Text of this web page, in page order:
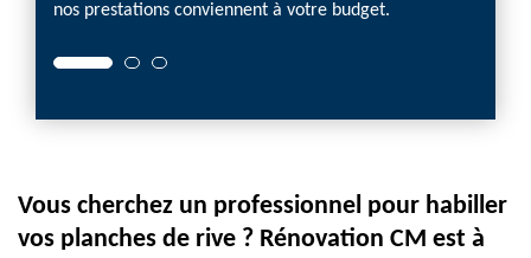
nos prestations conviennent à votre budget.
Vous cherchez un professionnel pour habiller
vos planches de rive ? Rénovation CM est à